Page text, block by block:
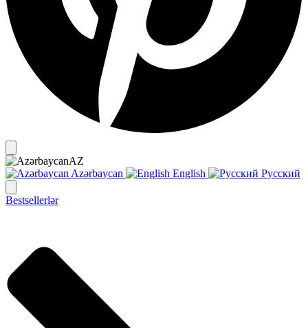
AZ
Azərbaycan
English Русский
Bestsellerlər